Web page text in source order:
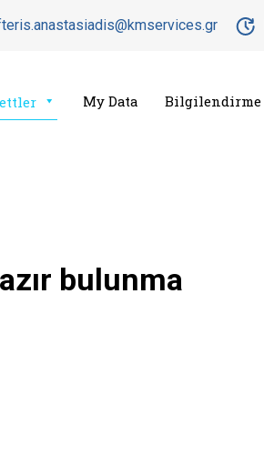
My Data Bilgilendirme
bulunma